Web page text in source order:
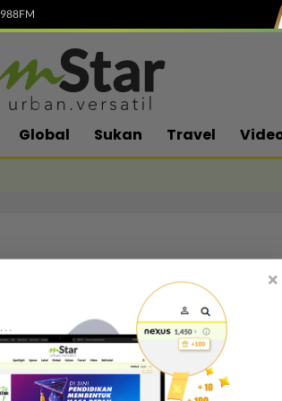
988FM
Global Sukan Travel
Follow media sosial kami
×